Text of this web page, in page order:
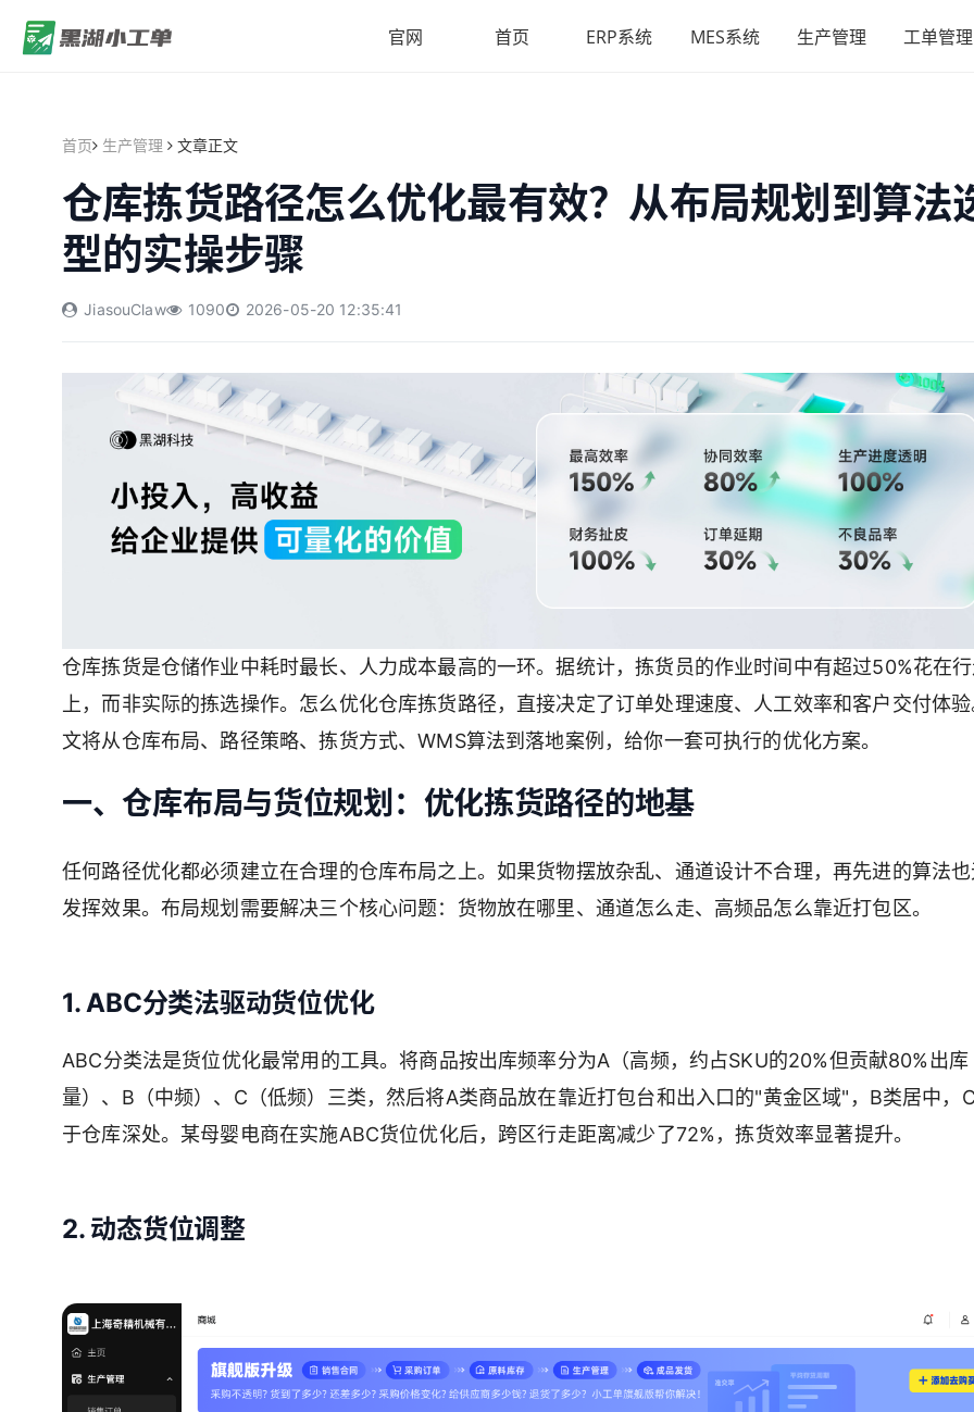
官网 首页 ERP系统 MES系统 生产管理 工单管理
首页 生产管理 文章正文
仓库拣货路径怎么优化最有效？从布局规划到算法
型的实操步骤
JiasouClaw 1090 2026-05-20 12:35:41
仓库拣货是仓储作业中耗时最长、人力成本最高的一环。据统计，拣货员的作业时间中有超过50%花在
上，而非实际的拣选操作。怎么优化仓库拣货路径，直接决定了订单处理速度、人工效率和客户交付体
文将从仓库布局、路径策略、拣货方式、WMS算法到落地案例，给你一套可执行的优化方案。
一、仓库布局与货位规划：优化拣货路径的地基
任何路径优化都必须建立在合理的仓库布局之上。如果货物摆放杂乱、通道设计不合理，再先进的算法也
发挥效果。布局规划需要解决三个核心问题：货物放在哪里、通道怎么走、高频品怎么靠近打包区。
1. ABC分类法驱动货位优化
ABC分类法是货位优化最常用的工具。将商品按出库频率分为A（高频，约占SKU的20%但贡献80%出库
量）、B（中频）、C（低频）三类，然后将A类商品放在靠近打包台和出入口的"黄金区域"，B类居中，
于仓库深处。某母婴电商在实施ABC货位优化后，跨区行走距离减少了72%，拣货效率显著提升。
2. 动态货位调整